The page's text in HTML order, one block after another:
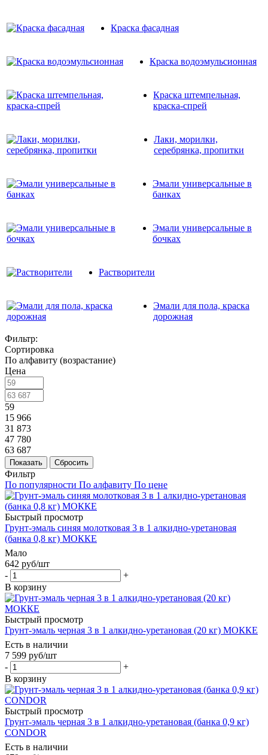
Краска фасадная
Краска водоэмульсионная
Краска штемпельная,
краска-спрей
Лаки, морилки,
серебрянка, пропитки
Эмали универсальные в
банках
Эмали универсальные в
бочках
Растворители
Эмали для пола, краска
дорожная
Фильтр:
Сортировка
По алфавиту (возрастание)
Цена
59
15 966
31 873
47 780
63 687
Показать Сбросить
Фильтр
По популярности По алфавиту По цене
Быстрый просмотр
Грунт-эмаль синяя молотковая 3 в 1 алкидно-уретановая
(банка 0,8 кг) МОККЕ
Мало
642 руб/шт
-
+
В корзину
Быстрый просмотр
Грунт-эмаль черная 3 в 1 алкидно-уретановая (20 кг) МОККЕ
Есть в наличии
7 599 руб/шт
-
+
В корзину
Быстрый просмотр
Грунт-эмаль черная 3 в 1 алкидно-уретановая (банка 0,9 кг)
CONDOR
Есть в наличии